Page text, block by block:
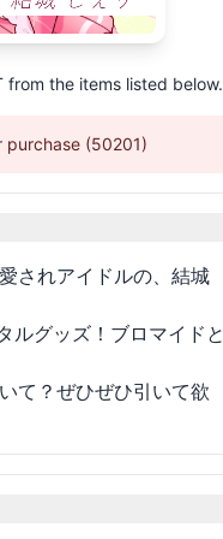
the items listed below.
purchase (50201)
されアイドルの、結城
ルグッズ！ブロマイドと
て？ぜひぜひ引いて欲